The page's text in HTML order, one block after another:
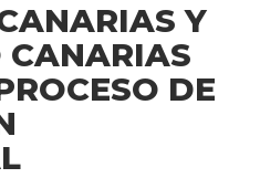
Y
CANARIAS
DE